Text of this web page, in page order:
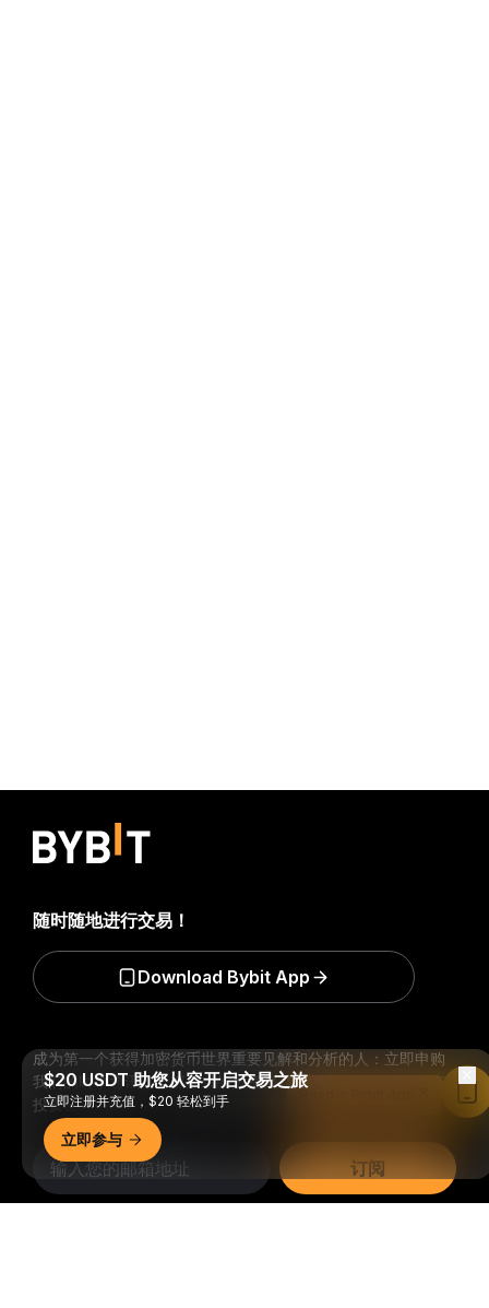
成为第一个获得加密货币世界重要见解和分析的人：立即申购
我们的时事通讯。全部形式的投资都存在风险，包括损失所有
投资金额的风险。此类活动可能不适合所有人。
订阅
随时随地进行交易！
Download Bybit App
$20 USDT 助您从容开启交易之旅
立即注册并充值，$20 轻松到手
立即参与